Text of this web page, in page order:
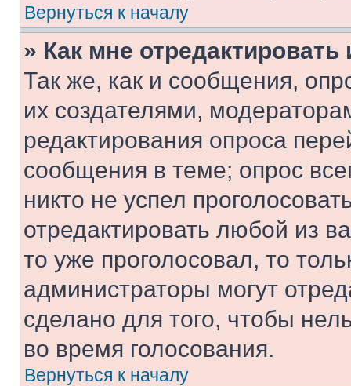
Вернуться к началу
» Как мне
Так же, как и сообщения,
их создателями,
редактирования опроса
сообщения в теме; опрос
никто не успел
отредактировать любой из
то уже проголосовал, то
администраторы могут
сделано для того, чтобы
во время голосования.
Вернуться к началу